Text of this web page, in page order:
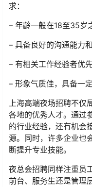
求：
– 年龄一般在18至35岁
– 具备良好的沟通能力
– 有相关工作经验者优先
– 形象气质佳，具备一
上海高端夜场招聘不仅
各地的优秀人才。通过
的行业经验，还有机会
源。同时，许多企业也
断提升专业技能。
夜总会招聘同样注重员
前台、服务生还是管理